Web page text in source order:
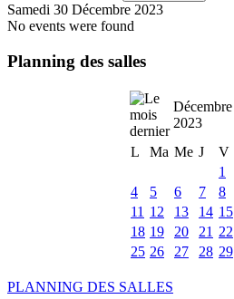
Samedi 30 Décembre 2023
No events were found
Planning des salles
Décembre
2023
L
Ma Me J V
1
4
5 6 7 8
11 12 13 14 15
18 19 20 21 22
25 26 27 28 29
PLANNING DES SALLES